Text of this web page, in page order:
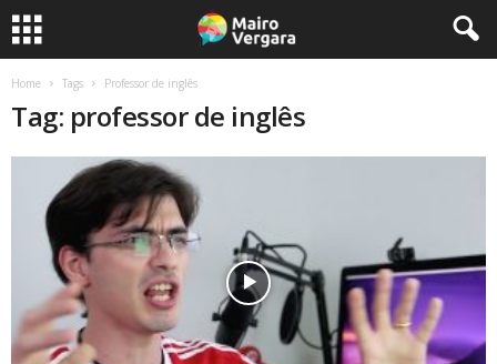
Home Tags Professor de inglês
Tag: professor de inglês